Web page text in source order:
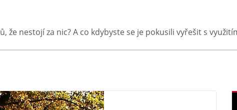
že nestojí za nic? A co kdybyste se je pokusili vyřešit s